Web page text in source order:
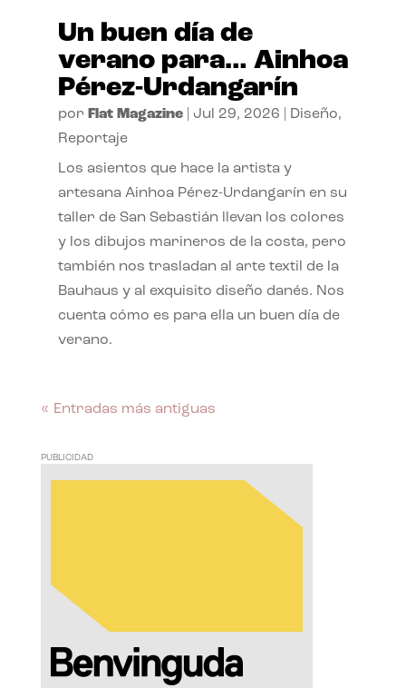
Un buen día de
verano para… Ainhoa
Pérez-Urdangarín
por Flat Magazine| Jul 29, 2026 Diseño,
Reportaje
Los asientos que hace la artista y
artesana Ainhoa Pérez-Urdangarín en su
taller de San Sebastián llevan los colores
y los dibujos marineros de la costa, pero
también nos trasladan al arte textil de la
Bauhaus y al exquisito diseño danés. Nos
cuenta cómo es para ella un buen día de
verano.
« Entradas más antiguas
PUBLICIDAD